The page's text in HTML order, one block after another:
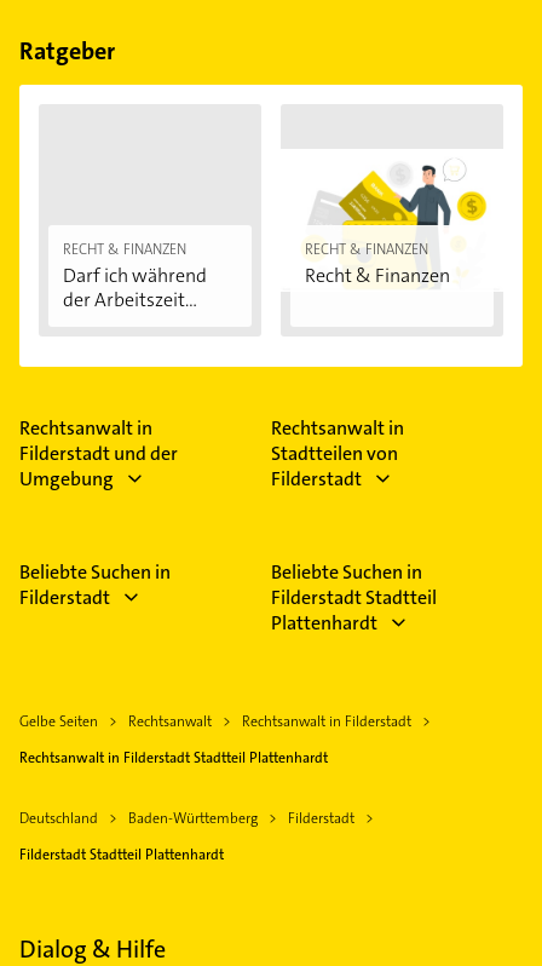
Feiertagen abweichen können.
Ratgeber
RECHT & FINANZEN
Darf ich während
der Arbeitszeit...
RECHT & FINANZEN
Recht & Finanzen
Rechtsanwalt in
Filderstadt und der
Umgebung
Rechtsanwalt in
Stadtteilen von
Filderstadt
Beliebte Suchen in
Filderstadt
Beliebte Suchen in
Filderstadt Stadtteil
Plattenhardt
Gelbe Seiten Rechtsanwalt
Rechtsanwalt in Filderstadt
Rechtsanwalt in Filderstadt Stadtteil Plattenhardt
Deutschland Baden-Württemberg
Filderstadt
Filderstadt Stadtteil Plattenhardt
Dialog & Hilfe